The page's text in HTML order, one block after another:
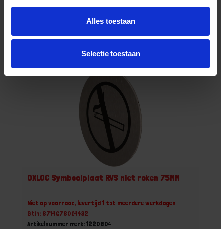
Alles toestaan
Selectie toestaan
Bestel nu!
OXLOC Symboolplaat RVS niet roken 75MM
Niet op voorraad, levertijd 1 tot meerdere werkdagen
Gtin: 8714678064432
Artikelnummer merk: 1220804